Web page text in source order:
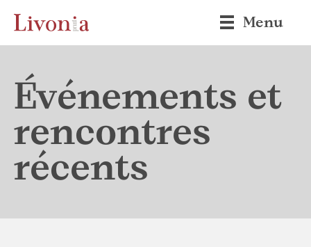
Menu
Événements et
rencontres
récents